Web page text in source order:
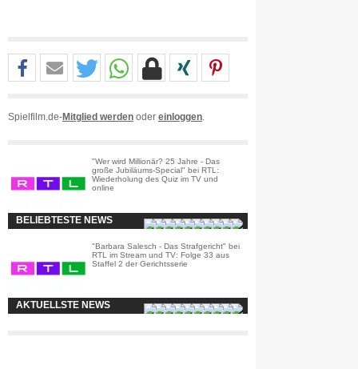
Spielfilm.de-Mitglied werden oder einloggen
"Wer wird Millionär? 25 Jahre - Das
große Jubiläums-Special" bei RTL:
Wiederholung des Quiz im TV und
online
BELIEBTESTE NEWS
"Barbara Salesch - Das Strafgericht" bei
RTL im Stream und TV: Folge 33 aus
Staffel 2 der Gerichtsserie
AKTUELLSTE NEWS